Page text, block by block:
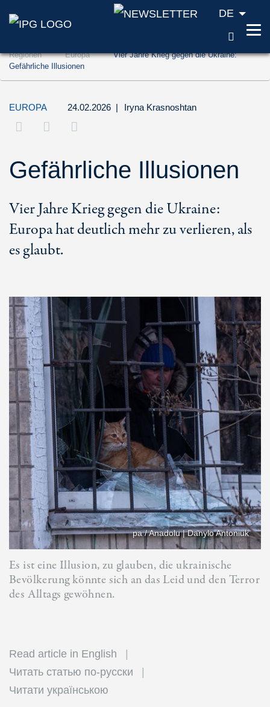
Zum Inhalt springen (Accesskey '1')
Zur Suche springen (Accesskey '2')
DE
Regionen Europa
Vier Jahre Krieg gegen die Ukraine:
Gefährliche Illusionen
EUROPA 24.02.2026 | Iryna Krasnoshtan
Gefährliche Illusionen
Vier Jahre Krieg gegen die Ukraine:
Europa hat deutlich mehr zu verlieren, als
es glaubt.
pa / Anadolu | Danylo Antoniuk
Es ist eine Illusion, zu glauben, die ukrainische
Bevölkerung könnte sich an das Leid und den Terror
des Alltags gewöhnen.
Read article in English
Читать статью по-русски
Читати українською